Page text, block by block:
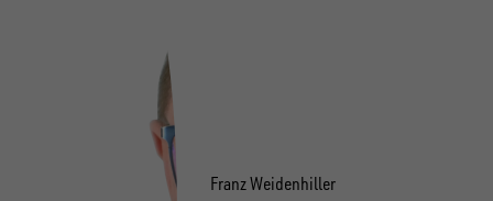
Franz Weidenhiller